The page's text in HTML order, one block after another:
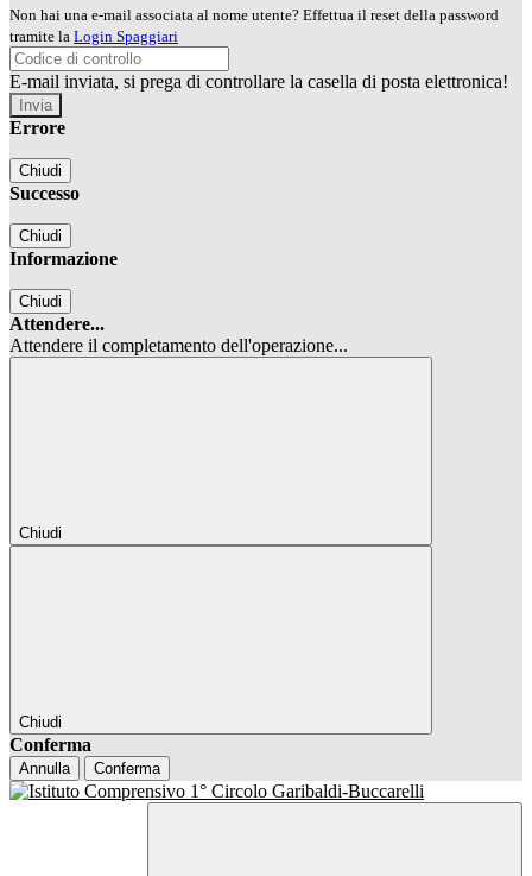
Non hai una e-mail associata al nome utente? Effettua il reset della password
tramite la Login Spaggiari
E-mail inviata, si prega di controllare la casella di posta elettronica!
Errore
Chiudi
Successo
Chiudi
Informazione
Chiudi
Attendere...
Attendere il completamento dell'operazione...
Chiudi
Chiudi
Conferma
Annulla Conferma